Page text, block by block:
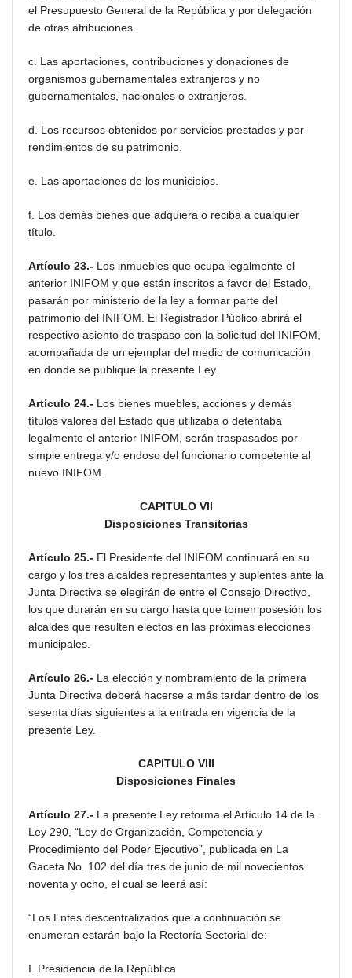
el Presupuesto General de la República y por delegación
de otras atribuciones.
c. Las aportaciones, contribuciones y donaciones de
organismos gubernamentales extranjeros y no
gubernamentales, nacionales o extranjeros.
d. Los recursos obtenidos por servicios prestados y por
rendimientos de su patrimonio.
e. Las aportaciones de los municipios.
f. Los demás bienes que adquiera o reciba a cualquier
título.
Artículo 23.- Los inmuebles que ocupa legalmente el
anterior INIFOM y que están inscritos a favor del Estado,
pasarán por ministerio de la ley a formar parte del
patrimonio del INIFOM. El Registrador Público abrirá el
respectivo asiento de traspaso con la solicitud del INIFOM,
acompañada de un ejemplar del medio de comunicación
en donde se publique la presente Ley.
Artículo 24.- Los bienes muebles, acciones y demás
títulos valores del Estado que utilizaba o detentaba
legalmente el anterior INIFOM, serán traspasados por
simple entrega y/o endoso del funcionario competente al
nuevo INIFOM.
CAPITULO VII
Disposiciones Transitorias
Artículo 25.- El Presidente del INIFOM continuará en su
cargo y los tres alcaldes representantes y suplentes ante la
Junta Directiva se elegirán de entre el Consejo Directivo,
los que durarán en su cargo hasta que tomen posesión los
alcaldes que resulten electos en las próximas elecciones
municipales.
Artículo 26.- La elección y nombramiento de la primera
Junta Directiva deberá hacerse a más tardar dentro de los
sesenta días siguientes a la entrada en vigencia de la
presente Ley.
CAPITULO VIII
Disposiciones Finales
Artículo 27.- La presente Ley reforma el Artículo 14 de la
Ley 290, “Ley de Organización, Competencia y
Procedimiento del Poder Ejecutivo”, publicada en La
Gaceta No. 102 del día tres de junio de mil novecientos
noventa y ocho, el cual se leerá así:
“Los Entes descentralizados que a continuación se
enumeran estarán bajo la Rectoría Sectorial de:
I. Presidencia de la República